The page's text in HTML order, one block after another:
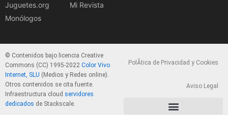
Juguetes.org
Monólogos
Mi Revista
© Contenidos bajo licencia Creative
Commons (CC) 1995-2022 Color Vivo
Internet, SLU (Medios y Redes online).
Otros contenidos se cita fuente.
Infraestructura cloud servidores
dedicados de Stackscale.
PolÃ­tica de Privacidad y Cookies
Aviso Legal